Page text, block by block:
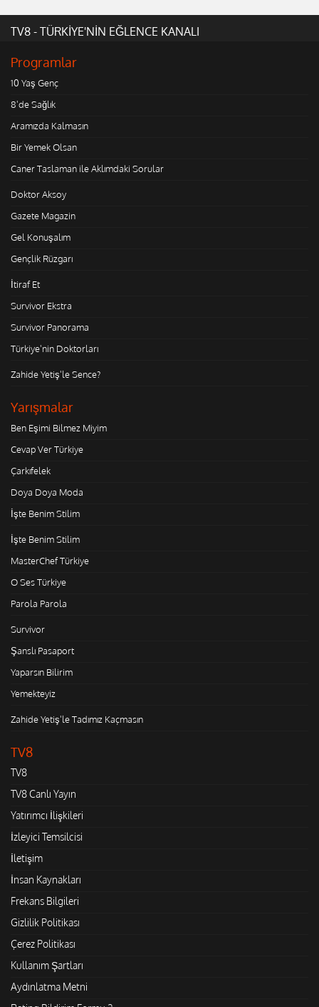
TV8 - TÜRKİYE'NİN EĞLENCE KANALI
Programlar
10 Yaş Genç
8'de Sağlık
Aramızda Kalmasın
Bir Yemek Olsan
Caner Taslaman ile Aklımdaki Sorular
Doktor Aksoy
Gazete Magazin
Gel Konuşalım
Gençlik Rüzgarı
İtiraf Et
Survivor Ekstra
Survivor Panorama
Türkiye'nin Doktorları
Zahide Yetiş'le Sence?
Yarışmalar
Ben Eşimi Bilmez Miyim
Cevap Ver Türkiye
Çarkıfelek
Doya Doya Moda
İşte Benim Stilim
İşte Benim Stilim
MasterChef Türkiye
O Ses Türkiye
Parola Parola
Survivor
Şanslı Pasaport
Yaparsın Bilirim
Yemekteyiz
Zahide Yetiş'le Tadımız Kaçmasın
TV8
TV8
TV8 Canlı Yayın
Yatırımcı İlişkileri
İzleyici Temsilcisi
İletişim
İnsan Kaynakları
Frekans Bilgileri
Gizlilik Politikası
Çerez Politikası
Kullanım Şartları
Aydınlatma Metni